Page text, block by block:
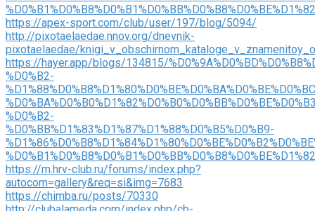
https://apex-sport.com/club/user/197/blog/5094/
http://pixotaelaedae.nnov.org/dnevnik-
pixotaelaedae/
https://hayer.app/blogs/134815/
%D0%B2-
%D0%B2-
%D0%BB%D1%83%D1%87%D1%88%D0%B5%D0%B9-
https://m.hrv-club.ru/forums/index.php?
autocom=gallery&req=si&img=7683
https://chimba.ru/posts/70330